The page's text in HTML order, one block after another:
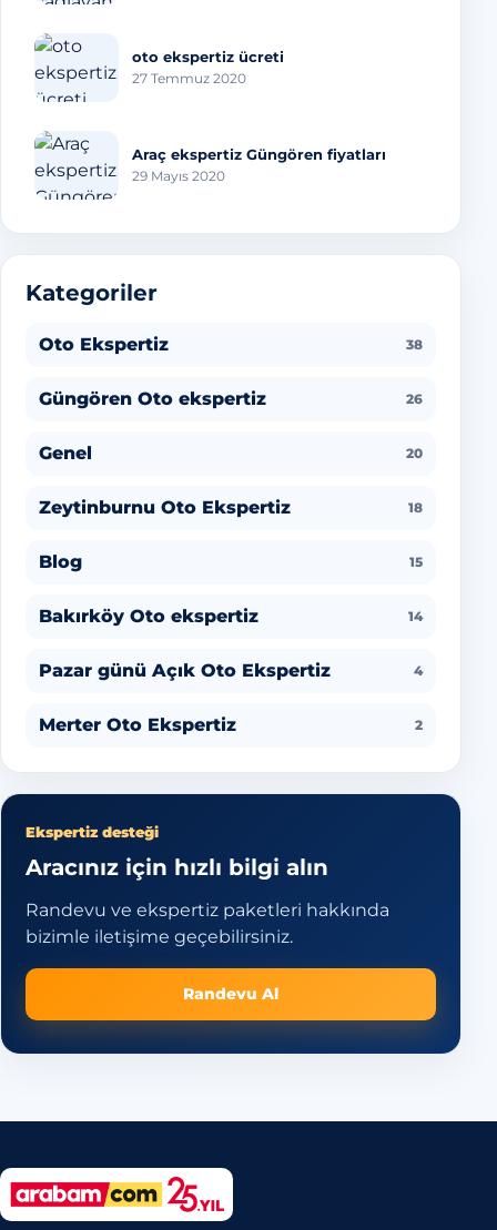
oto ekspertiz ücreti
27 Temmuz 2020
Araç ekspertiz Güngören fiyatları
29 Mayıs 2020
Kategoriler
Oto Ekspertiz 38
Güngören Oto ekspertiz 26
Genel 20
Zeytinburnu Oto Ekspertiz 18
Blog 15
Bakırköy Oto ekspertiz 14
Pazar günü Açık Oto Ekspertiz 4
Merter Oto Ekspertiz 2
Ekspertiz desteği
Aracınız için hızlı bilgi alın
Randevu ve ekspertiz paketleri hakkında
bizimle iletişime geçebilirsiniz.
Randevu Al